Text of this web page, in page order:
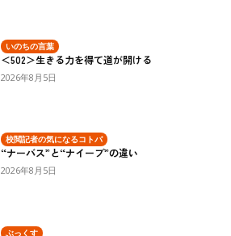
いのちの言葉
＜502＞生きる力を得て道が開ける
2026年8月5日
校閲記者の気になるコトバ
“ナーバス”と“ナイーブ”の違い
2026年8月5日
ぶっくす